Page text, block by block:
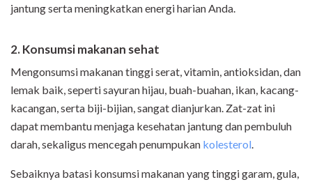
jantung serta meningkatkan energi harian Anda.
2. Konsumsi makanan sehat
Mengonsumsi makanan tinggi serat, vitamin, antioksidan, dan
lemak baik, seperti sayuran hijau, buah-buahan, ikan, kacang-
kacangan, serta biji-bijian, sangat dianjurkan. Zat-zat ini
dapat membantu menjaga kesehatan jantung dan pembuluh
darah, sekaligus mencegah penumpukan kolesterol
Sebaiknya batasi konsumsi makanan yang tinggi garam, gula,